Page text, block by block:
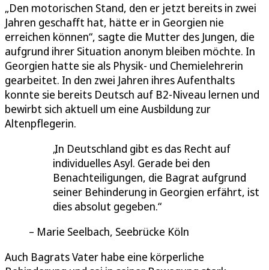
„Den motorischen Stand, den er jetzt bereits in zwei
Jahren geschafft hat, hätte er in Georgien nie
erreichen können“, sagte die Mutter des Jungen, die
aufgrund ihrer Situation anonym bleiben möchte. In
Georgien hatte sie als Physik- und Chemielehrerin
gearbeitet. In den zwei Jahren ihres Aufenthalts
konnte sie bereits Deutsch auf B2-Niveau lernen und
bewirbt sich aktuell um eine Ausbildung zur
Altenpflegerin.
In Deutschland gibt es das Recht auf
individuelles Asyl. Gerade bei den
Benachteiligungen, die Bagrat aufgrund
seiner Behinderung in Georgien erfährt, ist
dies absolut gegeben.
Marie Seelbach, Seebrücke Köln
Auch Bagrats Vater habe eine körperliche